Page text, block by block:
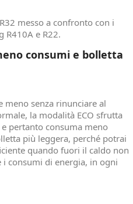
messo a confronto con i
R410A e R22.
consumi e bolletta
meno senza rinunciare al
la modalità ECO sfrutta
pertanto consuma meno
più leggera, perché potrai
quando fuori il caldo non
i consumi di energia, in ogni